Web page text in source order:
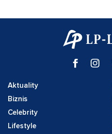
Aktuality
Biznis
Celebrity
Lifestyle